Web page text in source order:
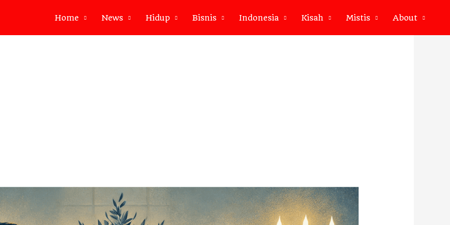
Home News Hidup Bisnis Indonesia Kisah Mistis About